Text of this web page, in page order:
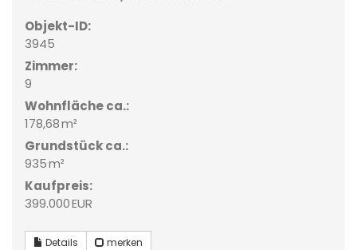
Objekt-ID:
3945
Zimmer:
9
Wohnfläche ca.:
178,68 m²
Grund­stück ca.:
935 m²
Kaufpreis:
399.000 EUR
Details merken